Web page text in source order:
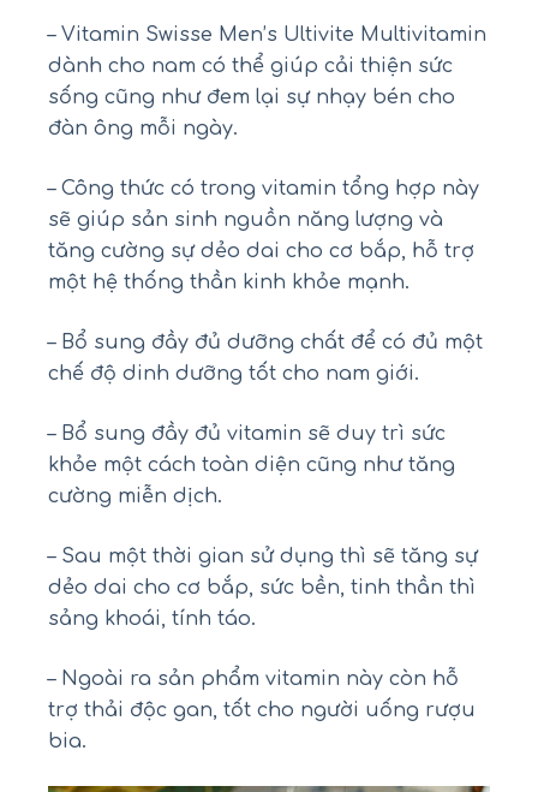
– Vitamin Swisse Men’s Ultivite Multivitamin
dành cho nam có thể giúp cải thiện sức
sống cũng như đem lại sự nhạy bén cho
đàn ông mỗi ngày.
– Công thức có trong vitamin tổng hợp này
sẽ giúp sản sinh nguồn năng lượng và
tăng cường sự dẻo dai cho cơ bắp, hỗ trợ
một hệ thống thần kinh khỏe mạnh.
– Bổ sung đầy đủ dưỡng chất để có đủ một
chế độ dinh dưỡng tốt cho nam giới.
– Bổ sung đầy đủ vitamin sẽ duy trì sức
khỏe một cách toàn diện cũng như tăng
cường miễn dịch.
– Sau một thời gian sử dụng thì sẽ tăng sự
dẻo dai cho cơ bắp, sức bền, tinh thần thì
sảng khoái, tính táo.
– Ngoài ra sản phẩm vitamin này còn hỗ
trợ thải độc gan, tốt cho người uống rượu
bia.